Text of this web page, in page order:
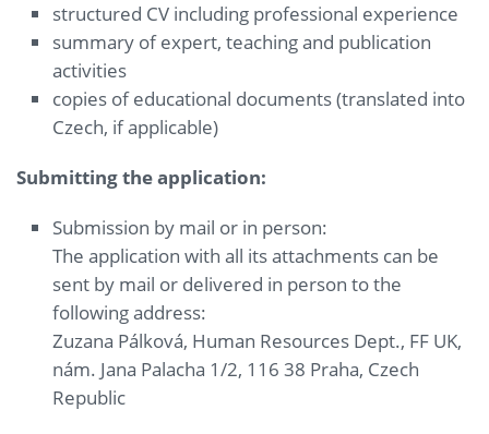
structured CV including professional experience
summary of expert, teaching and publication
activities
copies of educational documents (translated into
Czech, if applicable)
Submitting the application:
Submission by mail or in person:
The application with all its attachments can be
sent by mail or delivered in person to the
following address:
Zuzana Pálková, Human Resources Dept., FF UK,
nám. Jana Palacha 1/2, 116 38 Praha, Czech
Republic